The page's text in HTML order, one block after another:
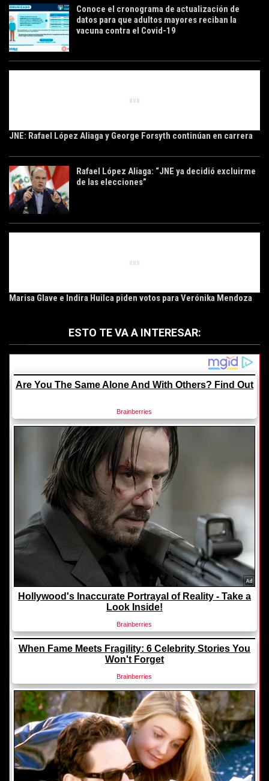
Conoce el cronograma de actualización de
datos para que adultos mayores reciban la
vacuna contra el Covid-19
JNE: Rafael López Aliaga y George Forsyth continúan en carrera
Rafael López Aliaga: “JNE ya decidió excluirme
de las elecciones”
Marisa Glave e Indira Huilca piden votos para Verónika Mendoza
ESTO TE VA A INTERESAR: